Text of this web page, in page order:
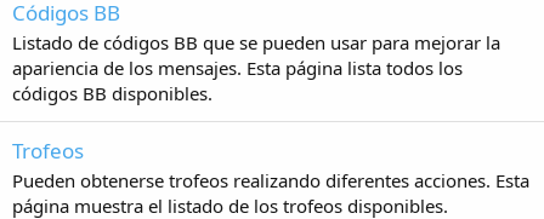
Códigos BB
Listado de códigos BB que se pueden usar para mejorar la
apariencia de los mensajes. Esta página lista todos los
códigos BB disponibles.
Trofeos
Pueden obtenerse trofeos realizando diferentes acciones. Esta
página muestra el listado de los trofeos disponibles.